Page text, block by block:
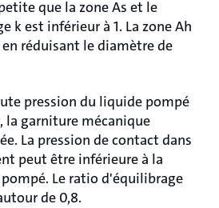
que la zone As et le
k est inférieur à 1. La zone Ah
réduisant le diamètre de
pression du liquide pompé
la garniture mécanique
La pression de contact dans
peut être inférieure à la
Le ratio d'équilibrage
de 0,8.